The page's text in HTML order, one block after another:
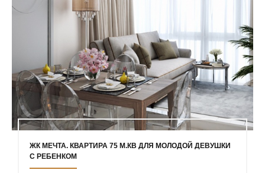
ЖК МЕЧТА. КВАРТИРА 75 М.КВ ДЛЯ МОЛОДОЙ ДЕВУШКИ
С РЕБЕНКОМ